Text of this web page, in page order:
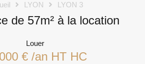
LYON LYON 3
de 57m² à la location
Louer
€ /an HT HC